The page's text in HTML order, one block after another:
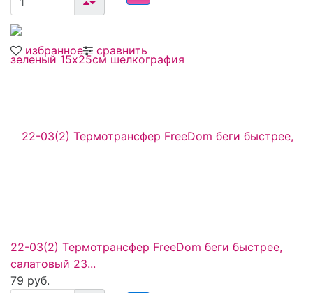
избранное сравнить
22-03(2) Термотрансфер FreeDom беги быстрее,
салатовый 23...
79 руб.